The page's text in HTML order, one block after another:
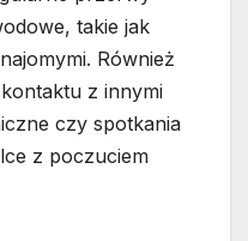
takie jak
Również
z innymi
czy spotkania
z poczuciem